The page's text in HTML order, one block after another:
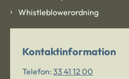
Whistleblowerordning
Kontaktinformation
Telefon: 33 41 12 00